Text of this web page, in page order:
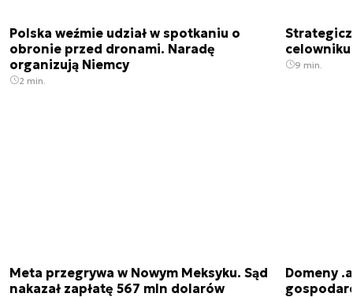
Polska weźmie udział w spotkaniu o
obronie przed dronami. Naradę
organizują Niemcy
2 min.
9 min.
Meta przegrywa w Nowym Meksyku. Sąd
nakazał zapłatę 567 mln dolarów
Domeny